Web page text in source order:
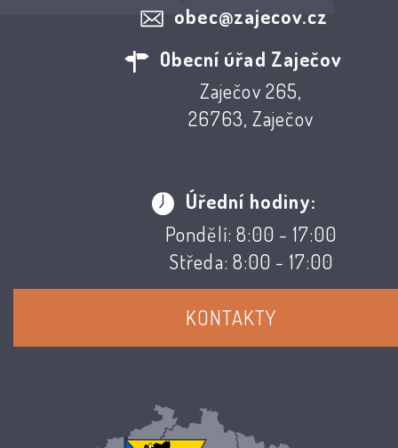
obec@zajecov.cz
Obecní úřad Zaječov
Zaječov 265,
26763, Zaječov
Úřední hodiny:
Pondělí: 8:00 - 17:00
Středa: 8:00 - 17:00
KONTAKTY